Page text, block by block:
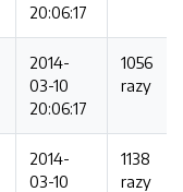
20:06:17
2014-
03-10
20:06:17
1056
razy
2014-
03-10
1138
razy